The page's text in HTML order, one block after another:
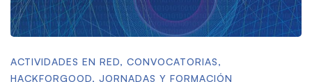
ACTIVIDADES EN RED, CONVOCATORIAS,
HACKFORGOOD, JORNADAS Y FORMACIÓN